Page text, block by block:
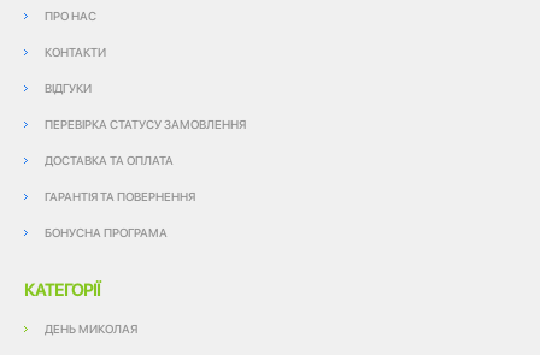
ПРО НАС
КОНТАКТИ
ВІДГУКИ
ПЕРЕВІРКА СТАТУСУ ЗАМОВЛЕННЯ
ДОСТАВКА ТА ОПЛАТА
ГАРАНТІЯ ТА ПОВЕРНЕННЯ
БОНУСНА ПРОГРАМА
КАТЕГОРІЇ
ДЕНЬ МИКОЛАЯ